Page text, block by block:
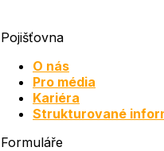
Pojišťovna
O nás
Pro média
Kariéra
Strukturované
Formuláře